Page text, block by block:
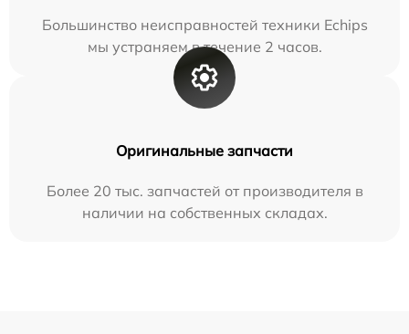
Большинство неисправностей техники Echips
мы устраняем в течение 2 часов.
Оригинальные запчасти
Более 20 тыс. запчастей от производителя в
наличии на собственных складах.